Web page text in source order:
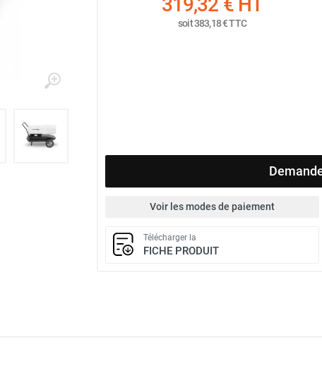
soit383,18 €TTC
Voir les modes de paiement
Télécharger la
FICHE PRODUIT